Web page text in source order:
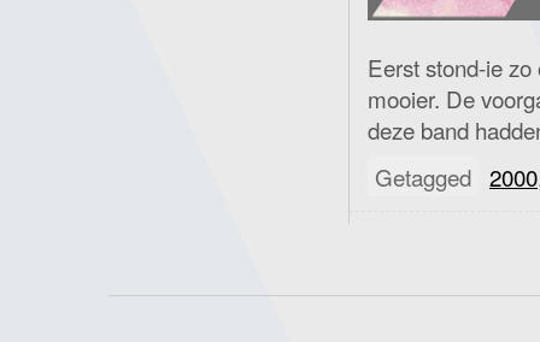
Eerst stond-ie
mooier. De
deze band
Getagged 2000